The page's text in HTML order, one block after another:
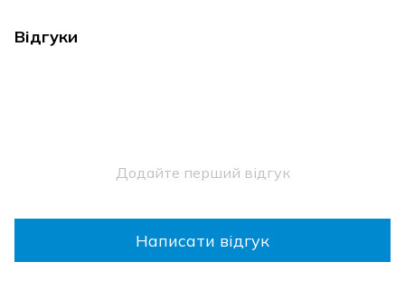
Відгуки
Додайте перший відгук
Написати відгук